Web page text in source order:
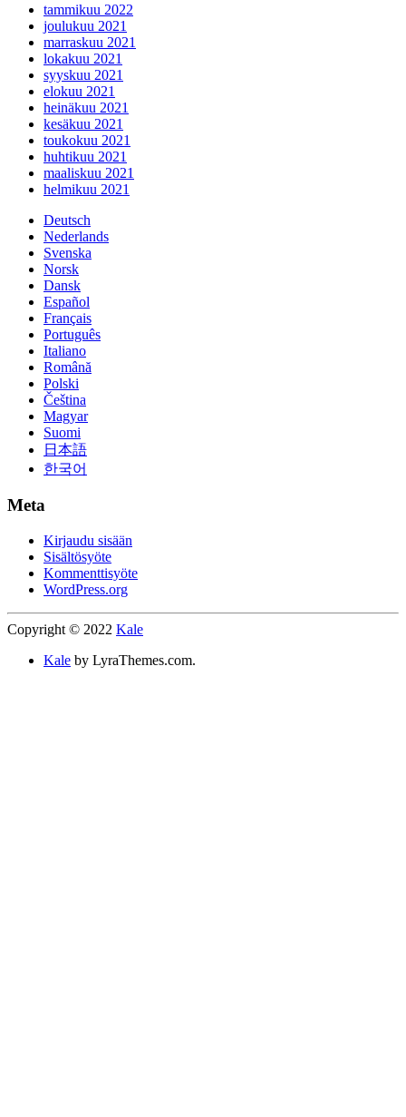
tammikuu 2022
joulukuu 2021
marraskuu 2021
lokakuu 2021
syyskuu 2021
elokuu 2021
heinäkuu 2021
kesäkuu 2021
toukokuu 2021
huhtikuu 2021
maaliskuu 2021
helmikuu 2021
Deutsch
Nederlands
Svenska
Norsk
Dansk
Español
Français
Português
Italiano
Română
Polski
Čeština
Magyar
Suomi
日本語
한국어
Meta
Kirjaudu sisään
Sisältösyöte
Kommenttisyöte
WordPress.org
Copyright © 2022 Kale
Kale by LyraThemes.com.